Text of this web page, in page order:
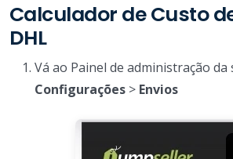
Calculador de Custo
DHL
Vá ao Painel de administração da
Configurações > Envios